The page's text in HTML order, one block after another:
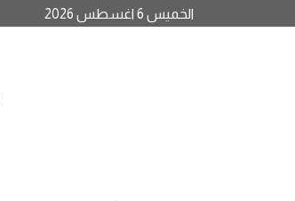
الخميس 6 اغسطس 2026